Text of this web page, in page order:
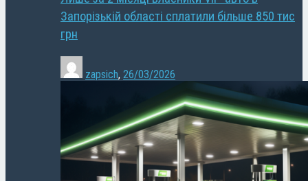
Запорізькій області сплатили більше 850 тис
грн
zapsich, 26/03/2026